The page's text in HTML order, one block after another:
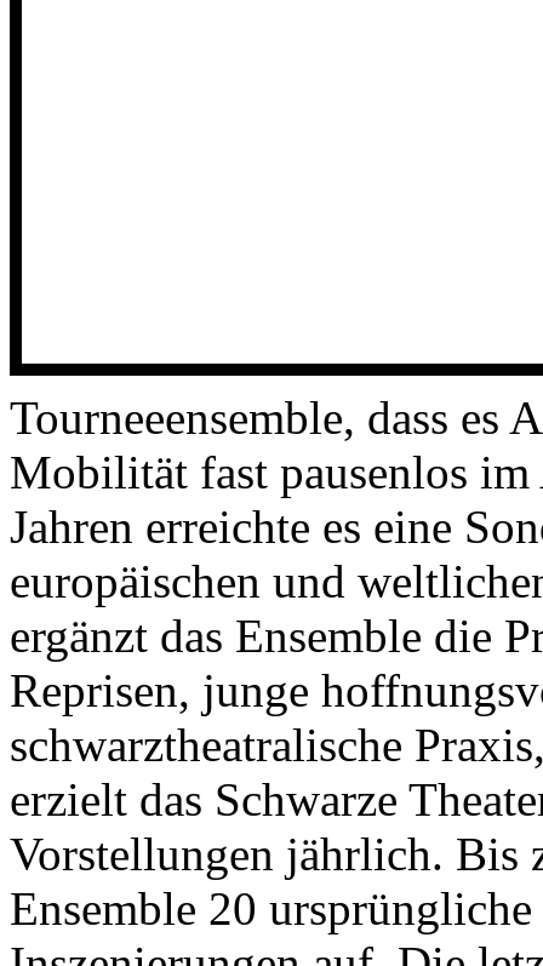
Tourneeensemble, dass es
Mobilität fast pausenlos
Jahren erreichte es eine
europäischen und
ergänzt das Ensemble die
Reprisen, junge
schwarztheatralische
erzielt das Schwarze
Vorstellungen jährlich. Bis
Ensemble 20